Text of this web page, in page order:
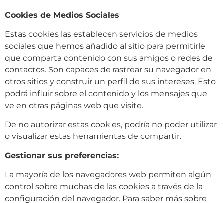
Cookies de Medios Sociales
Estas cookies las establecen servicios de medios
sociales que hemos añadido al sitio para permitirle
que comparta contenido con sus amigos o redes de
contactos. Son capaces de rastrear su navegador en
otros sitios y construir un perfil de sus intereses. Esto
podrá influir sobre el contenido y los mensajes que
ve en otras páginas web que visite.
De no autorizar estas cookies, podría no poder utilizar
o visualizar estas herramientas de compartir.
Gestionar sus preferencias:
La mayoría de los navegadores web permiten algún
control sobre muchas de las cookies a través de la
configuración del navegador. Para saber más sobre